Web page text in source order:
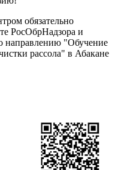
обязательно
РосОбрНадзора и
направлению "Обучение
рассола" в Абакане